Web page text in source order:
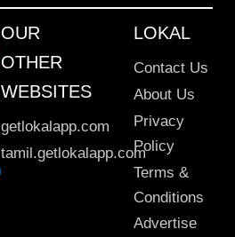
OUR
OTHER
WEBSITES
getlokalapp.com
tamil.getlokalapp.com
LOKAL
Contact Us
About Us
Privacy
Policy
Terms &
Conditions
Advertise